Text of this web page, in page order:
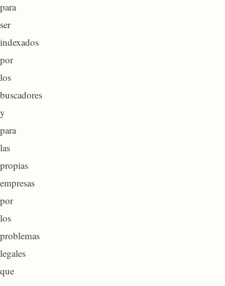
para
ser
indexados
por
los
buscadores
y
para
las
propias
empresas
por
los
problemas
legales
que